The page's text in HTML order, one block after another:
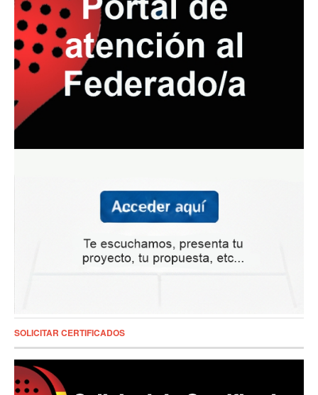
SOLICITAR CERTIFICADOS